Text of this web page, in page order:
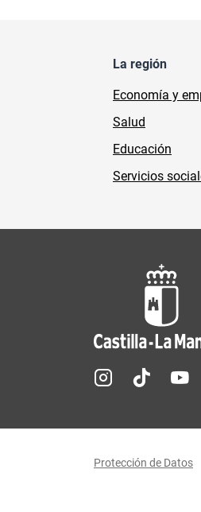
La región
Economía y
Salud
Educación
Servicios
Redes
Protección de Datos